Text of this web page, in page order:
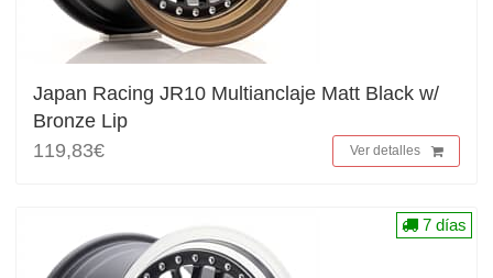
Japan Racing JR10 Multianclaje Matt Black w/
Bronze Lip
119,83€
Ver detalles
7 días